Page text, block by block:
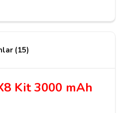
(15)
Kit 3000 mAh